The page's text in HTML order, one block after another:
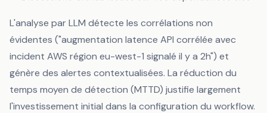
L'analyse par LLM détecte les corrélations non
évidentes ("augmentation latence API corrélée avec
incident AWS région eu-west-1 signalé il y a 2h") et
génère des alertes contextualisées. La réduction du
temps moyen de détection (MTTD) justifie largement
l'investissement initial dans la configuration du workflow.